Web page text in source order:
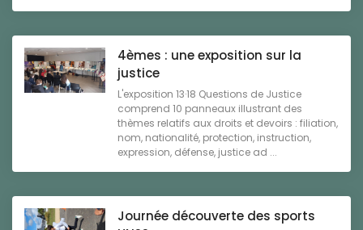
4èmes : une exposition sur la
justice
L'exposition 13·18 Questions de Justice
comprend 10 panneaux illustrant des
thèmes relatifs aux droits et devoirs : filiation,
nom, nationalité, protection, instruction,
expression, défense, justice ad ...
Journée découverte des sports